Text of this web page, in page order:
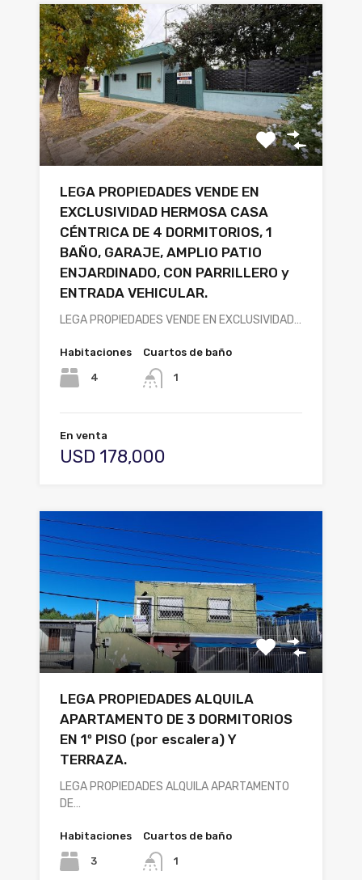
LEGA PROPIEDADES VENDE EN
EXCLUSIVIDAD HERMOSA CASA
CÉNTRICA DE 4 DORMITORIOS, 1
BAÑO, GARAJE, AMPLIO PATIO
ENJARDINADO, CON PARRILLERO y
ENTRADA VEHICULAR.
LEGA PROPIEDADES VENDE EN EXCLUSIVIDAD…
Habitaciones
4
Cuartos de baño
1
En venta
USD 178,000
LEGA PROPIEDADES ALQUILA
APARTAMENTO DE 3 DORMITORIOS
EN 1º PISO (por escalera) Y
TERRAZA.
LEGA PROPIEDADES ALQUILA APARTAMENTO
DE…
Habitaciones
3
Cuartos de baño
1